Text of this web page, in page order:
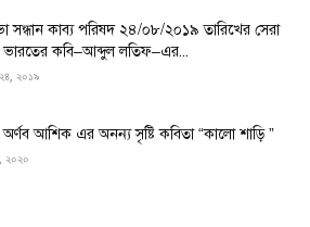
সন্ধান কাব্য পরিষদ ২৪/০৮/২০১৯ তারিখের সেরা
ভারতের কবি–আব্দুল লতিফ–এর...
২০১৯
আশিক এর অনন্য সৃষ্টি কবিতা “কালো শাড়ি ”
২০২০